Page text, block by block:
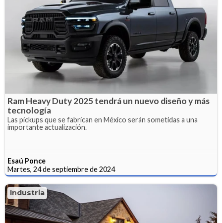
Ram Heavy Duty 2025 tendrá un nuevo diseño y más
tecnología
Las pickups que se fabrican en México serán sometidas a una
importante actualización.
Esaú Ponce
Martes, 24 de septiembre de 2024
Industria